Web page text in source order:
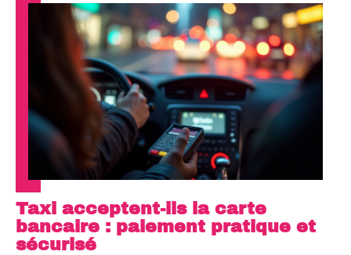
Taxi acceptent-ils la carte
bancaire : paiement pratique et
sécurisé